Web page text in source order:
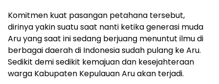
Komitmen kuat pasangan petahana tersebut,
dirinya yakin suatu saat nanti ketika generasi muda
Aru yang saat ini sedang berjuang menuntut ilmu di
berbagai daerah di Indonesia sudah pulang ke Aru.
Sedikit demi sedikit kemajuan dan kesejahteraan
warga Kabupaten Kepulauan Aru akan terjadi.